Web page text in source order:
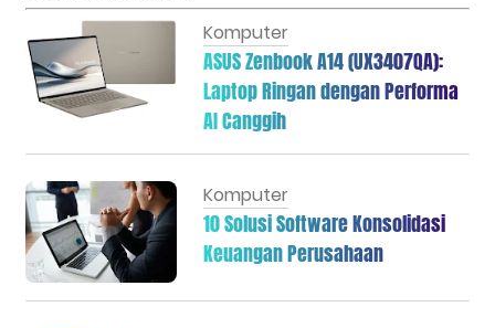
Komputer
ASUS Zenbook A14 (UX3407QA):
Laptop Ringan dengan Performa
AI Canggih
Komputer
10 Solusi Software Konsolidasi
Keuangan Perusahaan